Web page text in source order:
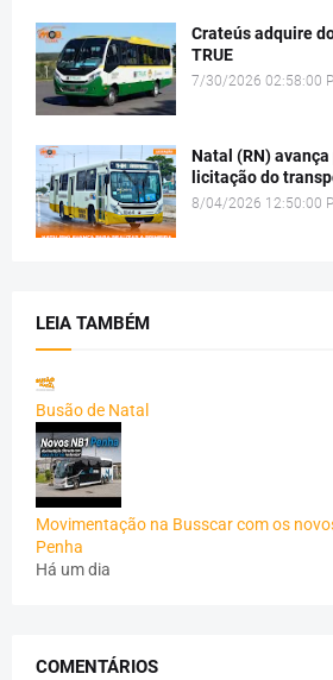
Crateús adquire
TRUE
7/30/2026 02:58:00
Natal (RN)
licitação do
8/04/2026 12:50:00
LEIA TAMBÉM
Busão de Natal
Movimentação na Busscar com os
Penha
Há um dia
COMENTÁRIOS